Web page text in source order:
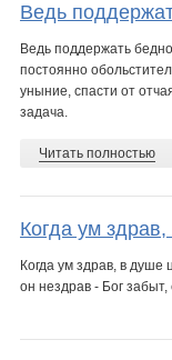
Ведь
Ведь поддержать
постоянно
уныние, спасти от
задача.
Читать полностью
Когда ум
Когда ум здрав, в душе
он нездрав - Бог